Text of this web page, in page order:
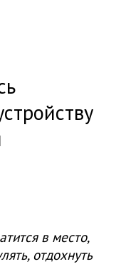
в место,
отдохнуть